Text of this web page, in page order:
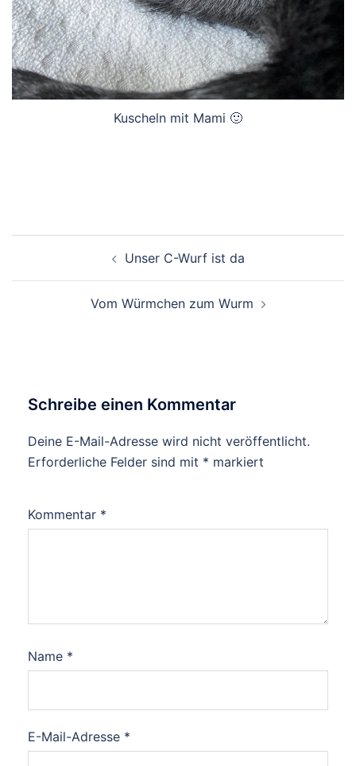
Kuscheln mit Mami 🙂
Beitragsnavigation
Unser C-Wurf ist da
Vom Würmchen zum Wurm
Schreibe einen Kommentar
Deine E-Mail-Adresse wird nicht veröffentlicht.
Erforderliche Felder sind mit * markiert
Kommentar *
Name *
E-Mail-Adresse *